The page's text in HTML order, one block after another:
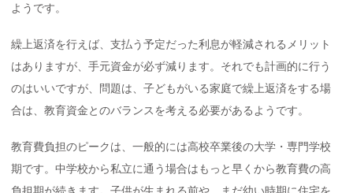
ようです。
繰上返済を行えば、支払う予定だった利息が軽減されるメリット
はありますが、手元資金が必ず減ります。それでも計画的に行う
のはいいですが、問題は、子どもがいる家庭で繰上返済をする場
合は、教育資金とのバランスを考える必要があるようです。
教育費負担のピークは、一般的には高校卒業後の大学・専門学校
期です。中学校から私立に通う場合はもっと早くから教育費の高